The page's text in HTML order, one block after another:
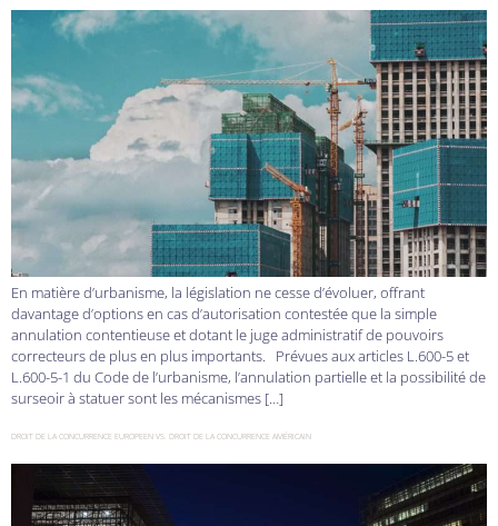
En matière d’urbanisme, la législation ne cesse d’évoluer, offrant
davantage d’options en cas d’autorisation contestée que la simple
annulation contentieuse et dotant le juge administratif de pouvoirs
correcteurs de plus en plus importants. Prévues aux articles L.600-5 et
L.600-5-1 du Code de l’urbanisme, l’annulation partielle et la possibilité de
surseoir à statuer sont les mécanismes […]
DROIT DE LA CONCURRENCE EUROPEEN VS. DROIT DE LA CONCURRENCE AMÉRICAIN